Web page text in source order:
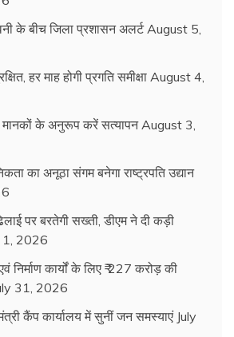
के बीच जिला प्रशासन अलर्ट August 5,
हर माह होगी प्रगति समीक्षा August 4,
मानकों के अनुरूप करें सत्यापन August 3,
का अनूठा संगम बनेगा राष्ट्रपति उद्यान
पर बरतेगी सख्ती, डीएम ने दी कड़ी
2026
निर्माण कार्यों के लिए ₹ 227 करोड़ की
31, 2026
कैंप कार्यालय में सुनीं जन समस्याएं July